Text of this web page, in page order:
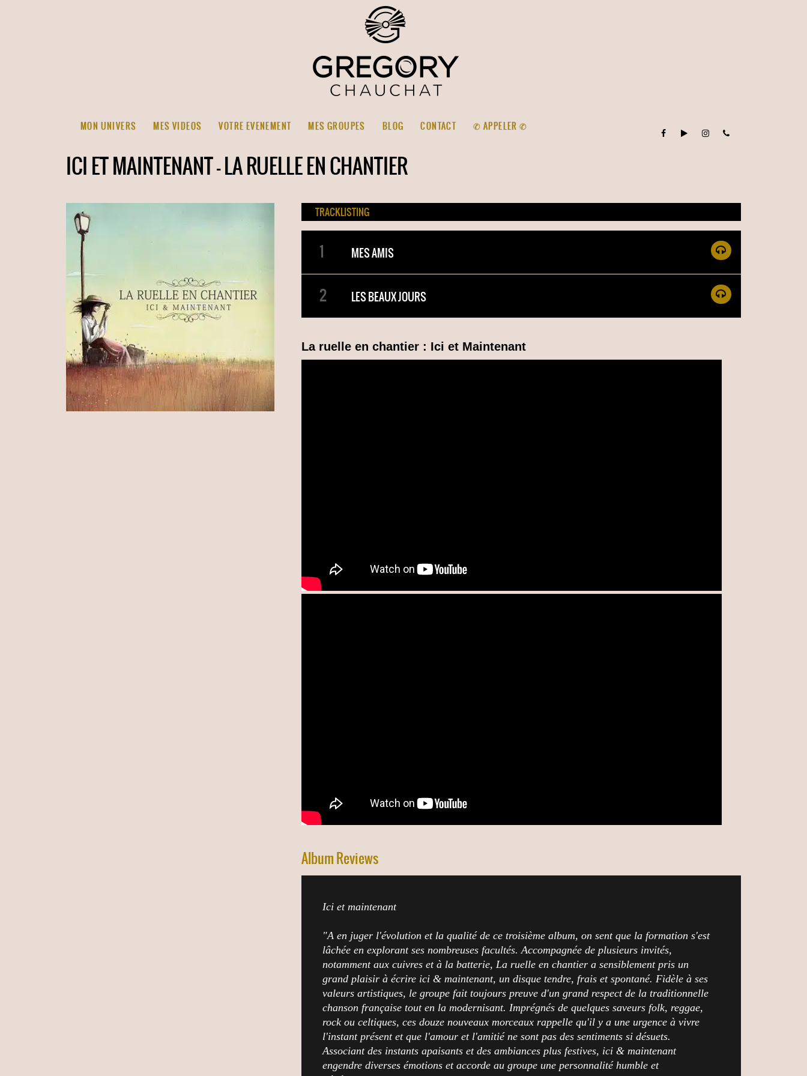
MON UNIVERS MES VIDEOS VOTRE EVENEMENT MES GROUPES BLOG CONTACT ✆ APPELER ✆
ICI ET MAINTENANT – LA RUELLE EN CHANTIER
TRACKLISTING
MES AMIS
LES BEAUX JOURS
La ruelle en chantier : Ici et Maintenant
Album Reviews
Ici et maintenant
"A en juger l'évolution et la qualité de ce troisième album, on sent que la formation s'est
lâchée en explorant ses nombreuses facultés. Accompagnée de plusieurs invités,
notamment aux cuivres et à la batterie, La ruelle en chantier a sensiblement pris un
grand plaisir à écrire ici & maintenant, un disque tendre, frais et spontané. Fidèle à ses
valeurs artistiques, le groupe fait toujours preuve d'un grand respect de la traditionnelle
chanson française tout en la modernisant. Imprégnés de quelques saveurs folk, reggae,
rock ou celtiques, ces douze nouveaux morceaux rappelle qu'il y a une urgence à vivre
l'instant présent et que l'amour et l'amitié ne sont pas des sentiments si désuets.
Associant des instants apaisants et des ambiances plus festives, ici & maintenant
engendre diverses émotions et accorde au groupe une personnalité humble et